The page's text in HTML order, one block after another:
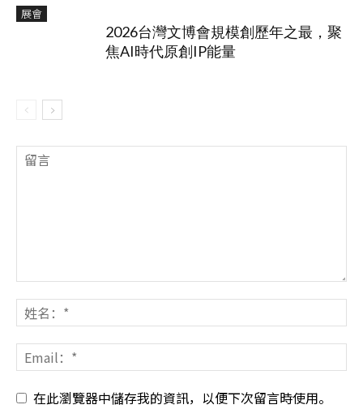
展會
2026台灣文博會規模創歷年之最，聚
焦AI時代原創IP能量
在此瀏覽器中儲存我的資訊，以便下次留言時使用。